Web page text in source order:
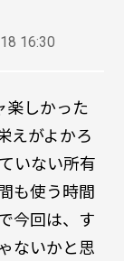
16:30
楽しかった
えがよかろ
いない所有
も使う時間
今回は、す
ないかと思